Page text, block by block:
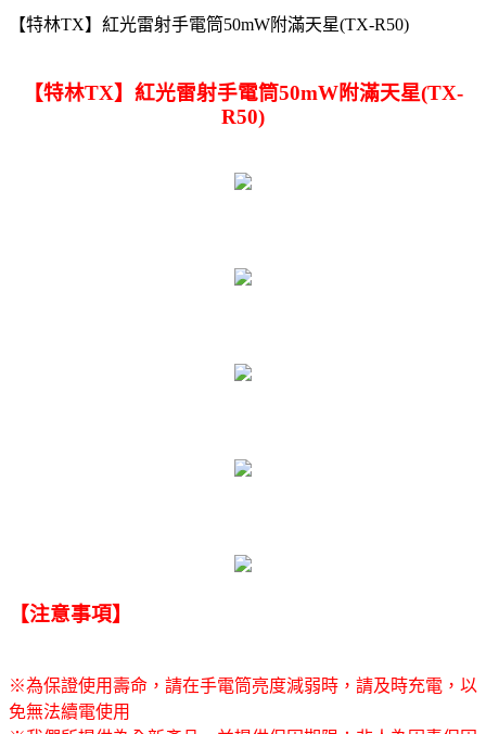
【特林TX】紅光雷射手電筒50mW附滿天星(TX-R50)
【特林TX】紅光雷射手電筒50mW附滿天星(TX-
R50)
【注意事項】
※為保證使用壽命，請在手電筒亮度減弱時，請及時充電，以
免無法續電使用